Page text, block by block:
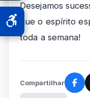
Desejamos
que o espírito
toda a semana!
Compartilhar